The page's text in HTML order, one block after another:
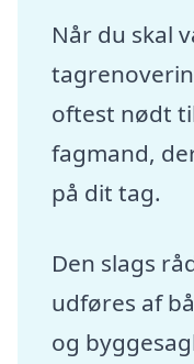
Når du skal
oftest nødt
fagmand,
på dit tag.
Den slags
udføres af
og